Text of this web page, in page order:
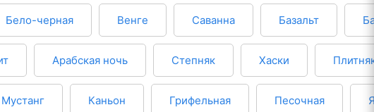
Бело-черная Венге Саванна Базальт
Арабская ночь Степняк Хаски
Мустанг Каньон Грифельная Песочная